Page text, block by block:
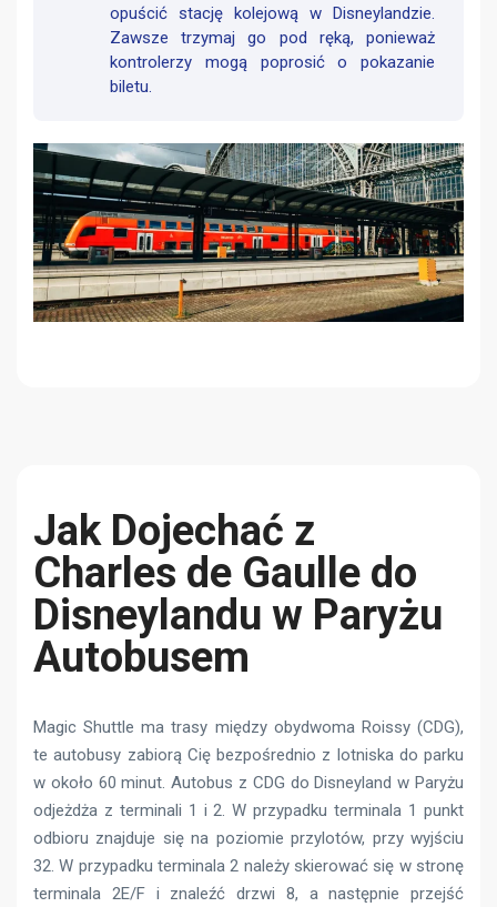
opuścić stację kolejową w Disneylandzie.
Zawsze trzymaj go pod ręką, ponieważ
kontrolerzy mogą poprosić o pokazanie
biletu.
Jak Dojechać z
Charles de Gaulle do
Disneylandu w Paryżu
Autobusem
Magic Shuttle ma trasy między obydwoma Roissy (CDG),
te autobusy zabiorą Cię bezpośrednio z lotniska do parku
w około 60 minut. Autobus z CDG do Disneyland w Paryżu
odjeżdża z terminali 1 i 2. W przypadku terminala 1 punkt
odbioru znajduje się na poziomie przylotów, przy wyjściu
32. W przypadku terminala 2 należy skierować się w stronę
terminala 2E/F i znaleźć drzwi 8, a następnie przejść